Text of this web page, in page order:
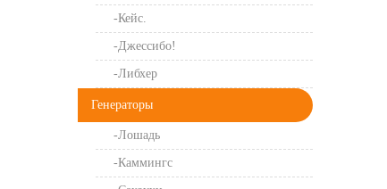
-Кейс.
-Джессибо!
-Либхер
Генераторы
-Лошадь
-Каммингс